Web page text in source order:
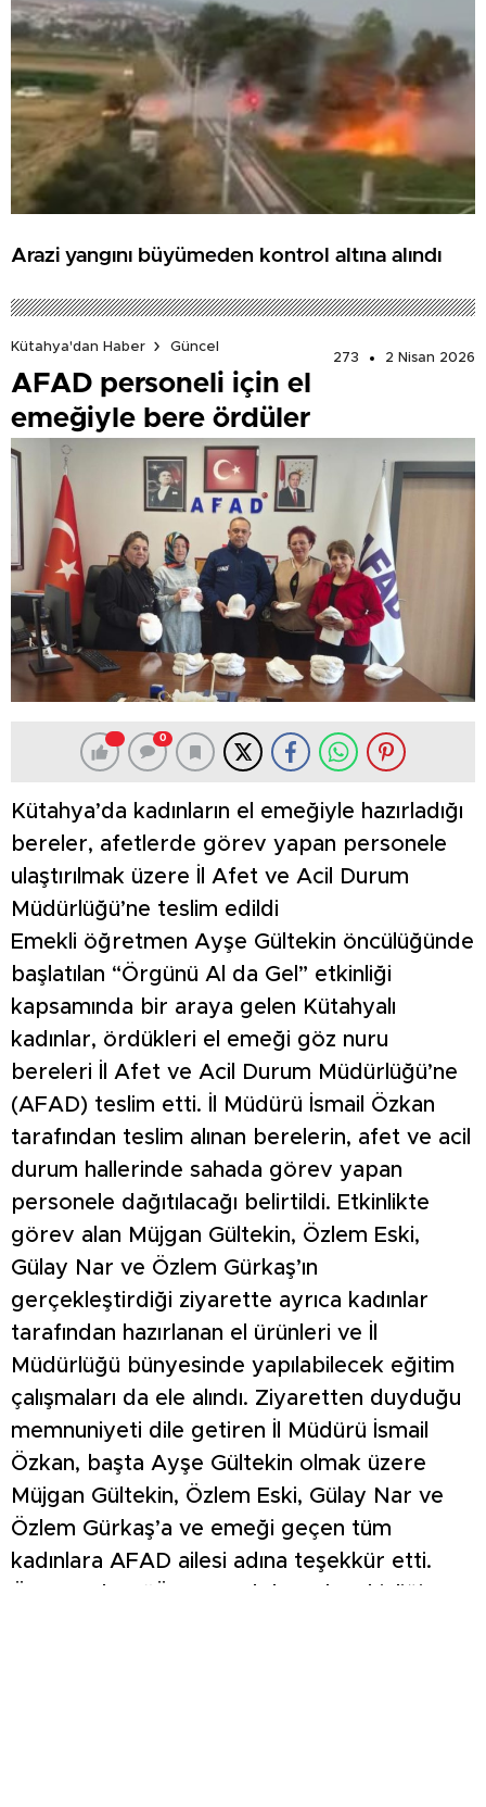
Arazi yangını büyümeden kontrol altına alındı
Kütahya'dan Haber
Güncel
273
2 Nisan 2026
AFAD personeli için el
emeğiyle bere ördüler
0
Kütahya’da kadınların el emeğiyle hazırladığı
bereler, afetlerde görev yapan personele
ulaştırılmak üzere İl Afet ve Acil Durum
Müdürlüğü’ne teslim edildi
Emekli öğretmen Ayşe Gültekin öncülüğünde
başlatılan “Örgünü Al da Gel” etkinliği
kapsamında bir araya gelen Kütahyalı
kadınlar, ördükleri el emeği göz nuru
bereleri İl Afet ve Acil Durum Müdürlüğü’ne
(AFAD) teslim etti. İl Müdürü İsmail Özkan
tarafından teslim alınan berelerin, afet ve acil
durum hallerinde sahada görev yapan
personele dağıtılacağı belirtildi. Etkinlikte
görev alan Müjgan Gültekin, Özlem Eski,
Gülay Nar ve Özlem Gürkaş’ın
gerçekleştirdiği ziyarette ayrıca kadınlar
tarafından hazırlanan el ürünleri ve İl
Müdürlüğü bünyesinde yapılabilecek eğitim
çalışmaları da ele alındı. Ziyaretten duyduğu
memnuniyeti dile getiren İl Müdürü İsmail
Özkan, başta Ayşe Gültekin olmak üzere
Müjgan Gültekin, Özlem Eski, Gülay Nar ve
Özlem Gürkaş’a ve emeği geçen tüm
kadınlara AFAD ailesi adına teşekkür etti.